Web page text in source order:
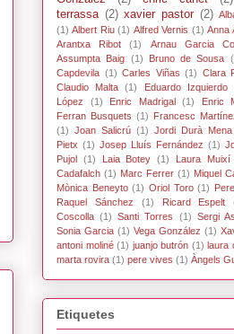
terrassa (2) xavier pastor (2)
(1) Albert Riu (1) Alfred Vernis (1) Anna
Arantxa Ribot
(1) Arnau Garcia
Assumpta Baig (1) Bruno de Sousa
Capdevila (1) Carles Viñas (1) Clara
Claudio Malta
(1) Eduardo Izquierdo
López
(1) Enric Madrigal (1) Enric
Ferran Busquets (1) Francesc
(1) Joan Salicrú (1) Jordi Durà Mena
Pietx (1) Josep Lluís Fernández (1)
Pujol (1) Laia Botey (1) Laura Muixí
Cadafalch (1) Marc Ferrer (1) Miquel
Mònica Beneyto (1) Oriol Toro (1)
Raquel Sánchez
(1) Ricard Espelt
Coscolla (1) Santi Torres (1) Sergi
Sonia Garcia (1) Vega González (1)
antoni moliné (1) juanjo butrón (1) laura
marta rovira (1) pere vives (1) Àngels
Etiquetes